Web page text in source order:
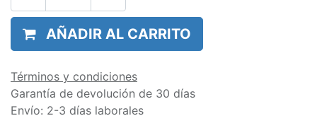
AÑADIR AL CARRITO
Términos y condiciones
Garantía de devolución de 30 días
Envío: 2-3 días laborales